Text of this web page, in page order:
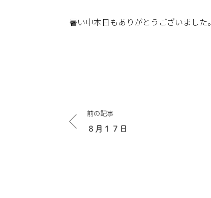
暑い中本日もありがとうございました。
稿
ナ
前の記事
８月１７日